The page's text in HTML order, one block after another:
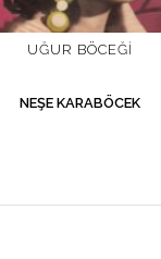
UĞUR BÖCEĞI
NEŞE KARABÖCEK